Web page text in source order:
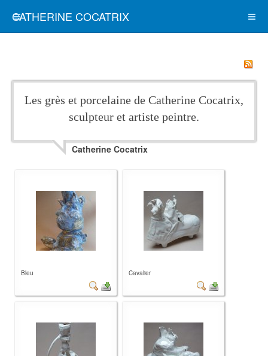
CATHERINE COCATRIX
Les grès et porcelaine de Catherine Cocatrix,
sculpteur et artiste peintre.
Catherine Cocatrix
Bleu Cavalier